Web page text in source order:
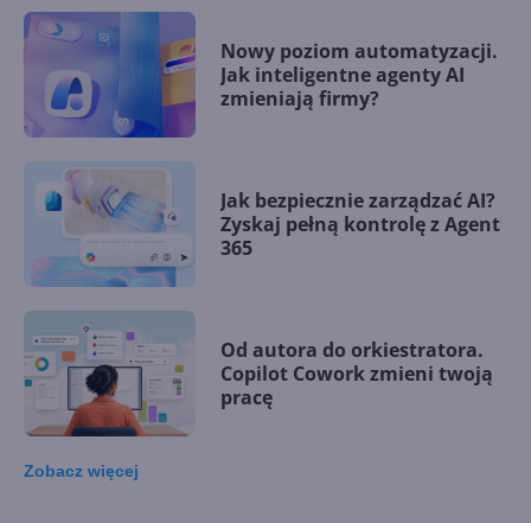
Nowy poziom automatyzacji.
Jak inteligentne agenty AI
zmieniają firmy?
Jak bezpiecznie zarządzać AI?
Zyskaj pełną kontrolę z Agent
365
Od autora do orkiestratora.
Copilot Cowork zmieni twoją
pracę
Zobacz więcej